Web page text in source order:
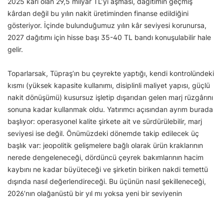
kârdan değil bu yılın nakit üretiminden finanse edildiğini
gösteriyor. İçinde bulunduğumuz yılın kâr seviyesi korunursa,
2027 dağıtımı için hisse başı 35-40 TL bandı konuşulabilir hale
gelir.
Toparlarsak, Tüpraş’ın bu çeyrekte yaptığı, kendi kontrolündeki
kısmı (yüksek kapasite kullanımı, disiplinli maliyet yapısı, güçlü
nakit dönüşümü) kusursuz işletip dışarıdan gelen marj rüzgârını
sonuna kadar kullanmak oldu. Yatırımcı açısından ayrım burada
başlıyor: operasyonel kalite şirkete ait ve sürdürülebilir, marj
seviyesi ise değil. Önümüzdeki dönemde takip edilecek üç
başlık var: jeopolitik gelişmelere bağlı olarak ürün kraklarının
nerede dengeleneceği, dördüncü çeyrek bakımlarının hacim
kaybını ne kadar büyüteceği ve şirketin biriken nakdi temettü
dışında nasıl değerlendireceği. Bu üçünün nasıl şekilleneceği,
2026’nın olağanüstü bir yıl mı yoksa yeni bir seviyenin